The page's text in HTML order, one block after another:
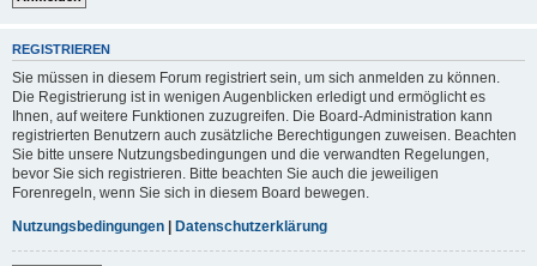
REGISTRIEREN
Sie müssen in diesem Forum registriert sein, um sich anmelden zu können.
Die Registrierung ist in wenigen Augenblicken erledigt und ermöglicht es
Ihnen, auf weitere Funktionen zuzugreifen. Die Board-Administration kann
registrierten Benutzern auch zusätzliche Berechtigungen zuweisen. Beachten
Sie bitte unsere Nutzungsbedingungen und die verwandten Regelungen,
bevor Sie sich registrieren. Bitte beachten Sie auch die jeweiligen
Forenregeln, wenn Sie sich in diesem Board bewegen.
Nutzungsbedingungen | Datenschutzerklärung